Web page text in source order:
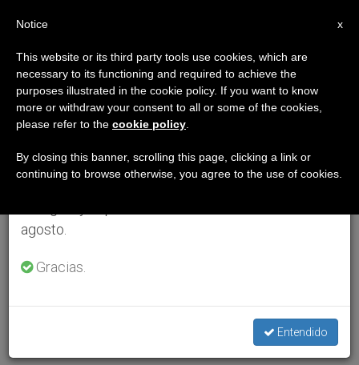
×
Aviso importante
Del 27 de julio al 7 de agosto haremos la pausa
anual, aprovechando que en el periodo de verano
se generan menos informaciones y también el
agosto.
Gracias.
Entendido
x
Notice
This website or its third party tools use cookies, which are
necessary to its functioning and required to achieve the
purposes illustrated in the cookie policy. If you want to know
more or withdraw your consent to all or some of the cookies,
please refer to the cookie policy
By closing this banner, scrolling this page, clicking a link or
continuing to browse otherwise, you agree to the use of cookies.